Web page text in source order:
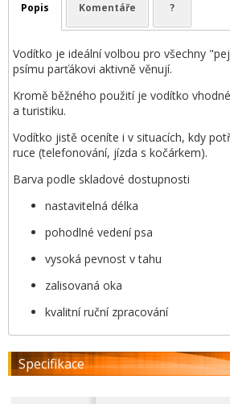
Popis Komentáře ?
Vodítko je ideální volbou pro všechny
psímu parťákovi aktivně věnují.
Kromě běžného použití je vodítko
a turistiku.
Vodítko jistě oceníte i v situacích, kdy
ruce (telefonování, jízda s kočárkem).
Barva podle skladové dostupnosti
nastavitelná délka
pohodlné vedení psa
vysoká pevnost v tahu
zalisovaná oka
kvalitní ruční zpracování
Specifikace